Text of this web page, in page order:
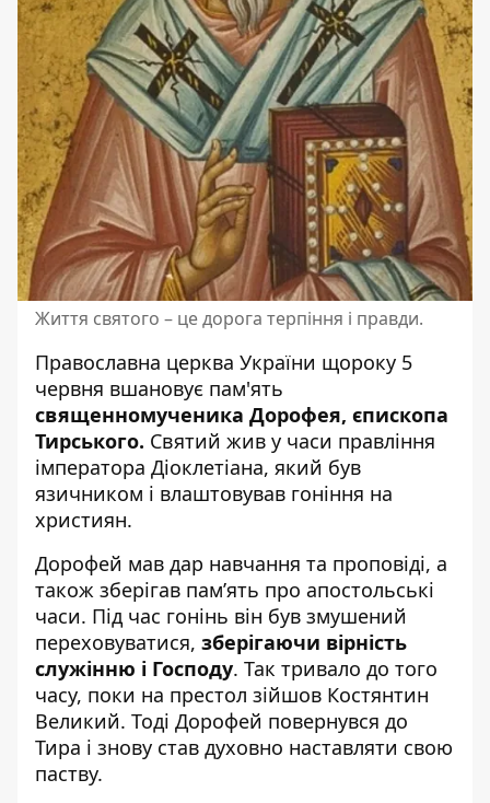
Життя святого – це дорога терпіння і правди.
Православна церква України щороку 5
червня вшановує пам'ять
священномученика Дорофея, єпископа
Тирського. Святий жив у часи правління
імператора Діоклетіана, який був
язичником і влаштовував гоніння на
християн.
Дорофей мав дар навчання та проповіді, а
також зберігав памʼять про апостольські
часи. Під час гонінь він був змушений
переховуватися, зберігаючи вірність
служінню і Господу. Так тривало до того
часу, поки на престол зійшов Костянтин
Великий. Тоді Дорофей повернувся до
Тира і знову став духовно наставляти свою
паству.